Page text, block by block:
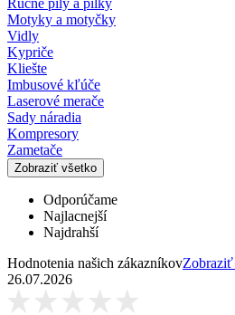
Motyky a motyčky
Vidly
Kypriče
Kliešte
Imbusové kľúče
Laserové merače
Sady náradia
Kompresory
Zametače
Zobraziť všetko
Odporúčame
Najlacnejší
Najdrahší
Hodnotenia našich zákazníkovZobraziť
26.07.2026